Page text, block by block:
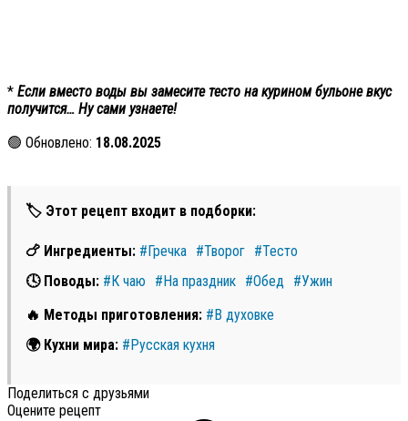
* Если вместо воды вы замесите тесто на курином бульоне вкус
получится… Ну сами узнаете!
🟢 Обновлено: 18.08.2025
🏷 Этот рецепт входит в подборки:
🍗 Ингредиенты: #Гречка #Творог #Тесто
🕓 Поводы: #К чаю #На праздник #Обед #Ужин
🔥 Методы приготовления: #В духовке
🌍 Кухни мира: #Русская кухня
Поделиться с друзьями
Оцените рецепт